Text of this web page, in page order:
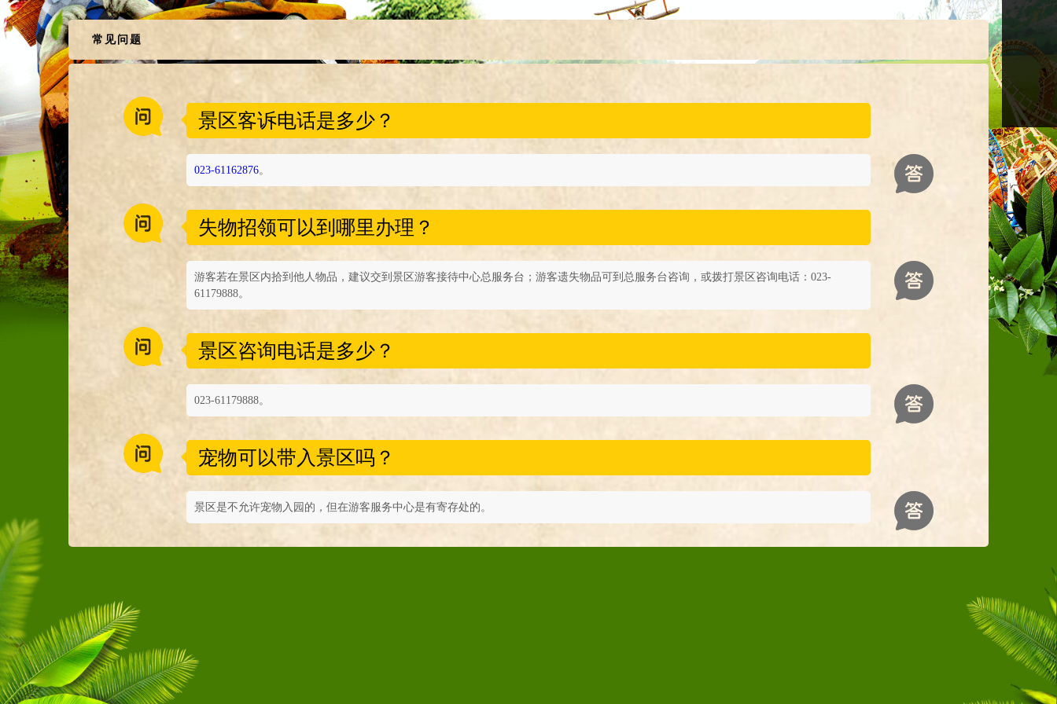
常见问题
景区客诉电话是多少？
023-61162876。
失物招领可以到哪里办理？
游客若在景区内拾到他人物品，建议交到景区游客接待中心总服务台；游客遗失物品可到总服务台咨询，或拨打景区咨询电话：023-
61179888。
景区咨询电话是多少？
023-61179888。
宠物可以带入景区吗？
景区是不允许宠物入园的，但在游客服务中心是有寄存处的。